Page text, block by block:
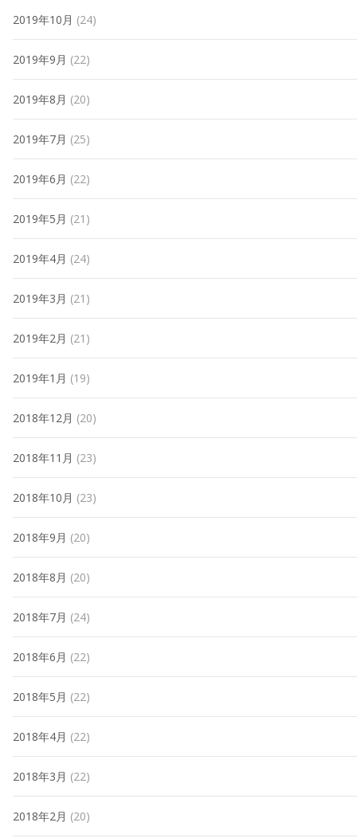
2019年10月 (24)
2019年9月 (22)
2019年8月 (20)
2019年7月 (25)
2019年6月 (22)
2019年5月 (21)
2019年4月 (24)
2019年3月 (21)
2019年2月 (21)
2019年1月 (19)
2018年12月 (20)
2018年11月 (23)
2018年10月 (23)
2018年9月 (20)
2018年8月 (20)
2018年7月 (24)
2018年6月 (22)
2018年5月 (22)
2018年4月 (22)
2018年3月 (22)
2018年2月 (20)